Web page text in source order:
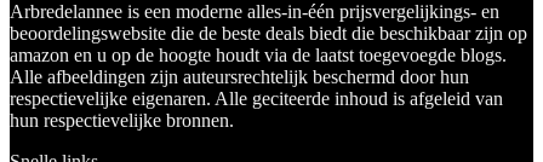
Arbredelannee is een moderne alles-in-één prijsvergelijkings- en
beoordelingswebsite die de beste deals biedt die beschikbaar zijn op
amazon en u op de hoogte houdt via de laatst toegevoegde blogs.
Alle afbeeldingen zijn auteursrechtelijk beschermd door hun
respectievelijke eigenaren. Alle geciteerde inhoud is afgeleid van
hun respectievelijke bronnen.